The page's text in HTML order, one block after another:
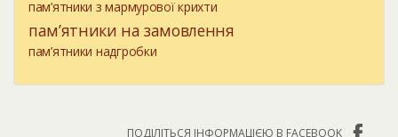
пам’ятники з мармурової крихти
пам’ятники на замовлення
пам’ятники надгробки
ПОДІЛІТЬСЯ ІНФОРМАЦІЄЮ В FACEBOOK